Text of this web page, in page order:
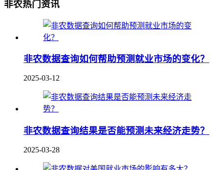
非农热门资讯
非农数据查询如何帮助预测就业市场的变化？
2025-03-12
非农数据查询结果是否能预测未来经济走势？
2025-03-28